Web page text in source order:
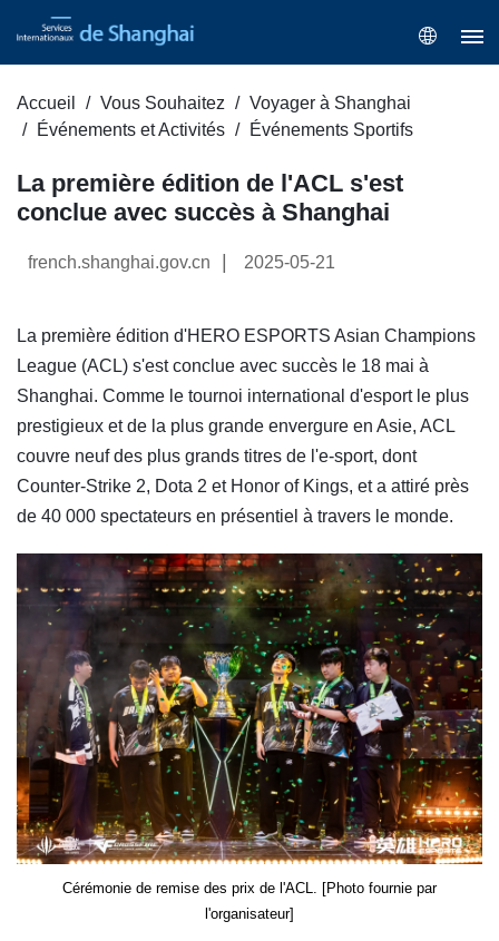
Accueil Vous Souhaitez
Voyager à Shanghai
Événements et Activités
Événements Sportifs
La première édition de l'ACL s'est
conclue avec succès à Shanghai
french.shanghai.gov.cn 2025-05-21
La première édition d'HERO ESPORTS Asian Champions
League (ACL) s'est conclue avec succès le 18 mai à
Shanghai. Comme le tournoi international d'esport le plus
prestigieux et de la plus grande envergure en Asie, ACL
couvre neuf des plus grands titres de l'e-sport, dont
Counter-Strike 2, Dota 2 et Honor of Kings, et a attiré près
de 40 000 spectateurs en présentiel à travers le monde.
Cérémonie de remise des prix de l'ACL. [Photo fournie par
l'organisateur]